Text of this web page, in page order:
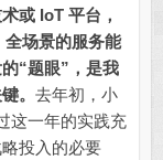
或 IoT 平台，
场景的服务能
“题眼”，是我
。 去年初，小
这一年的实践充
投入的必要